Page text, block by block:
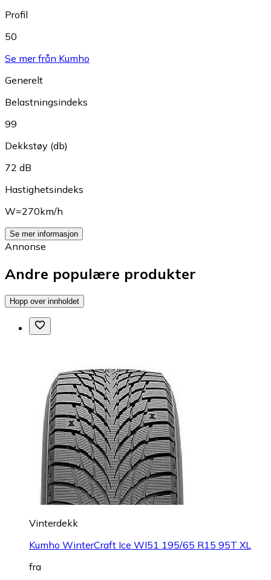
Profil
50
Se mer från Kumho
Generelt
Belastningsindeks
99
Dekkstøy (db)
72 dB
Hastighetsindeks
W=270km/h
Se mer informasjon
Annonse
Andre populære produkter
Hopp over innholdet
Vinterdekk
Kumho WinterCraft Ice WI51 195/65 R15 95T XL
fra